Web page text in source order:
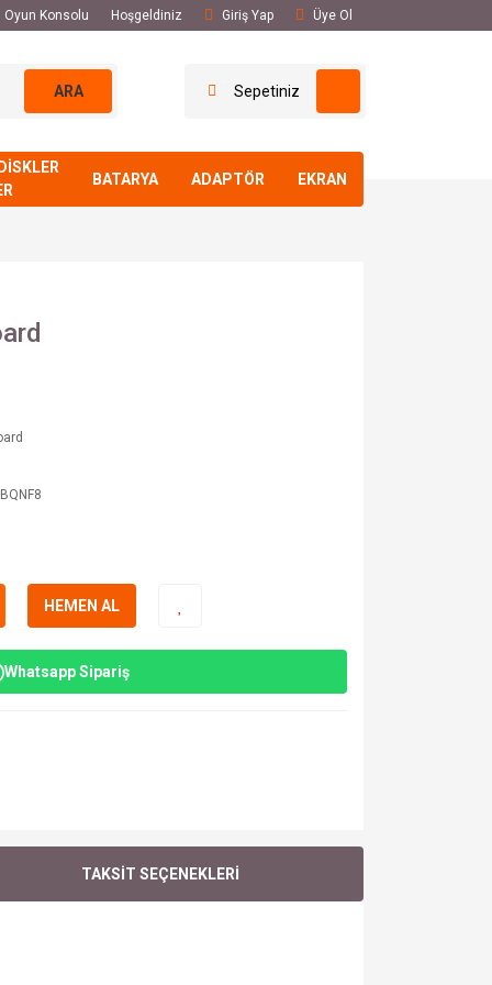
Oyun Konsolu Hoşgeldiniz Giriş Yap Üye Ol
ARA Sepetiniz
BATARYA ADAPTÖR EKRAN
HEMEN AL
Whatsapp Sipariş
TAKSİT SEÇENEKLERİ